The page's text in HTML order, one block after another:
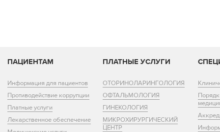
ПАЦИЕНТАМ
Информация для пациентов
Противодействие коррупции
Платные услуги
Лекарственное обеспечение
ПЛАТНЫЕ УСЛУГИ
ОТОРИНОЛАРИНГОЛОГИЯ
ОФТАЛЬМОЛОГИЯ
ГИНЕКОЛОГИЯ
МИКРОХИРУРГИЧЕСКИЙ
ЦЕНТР